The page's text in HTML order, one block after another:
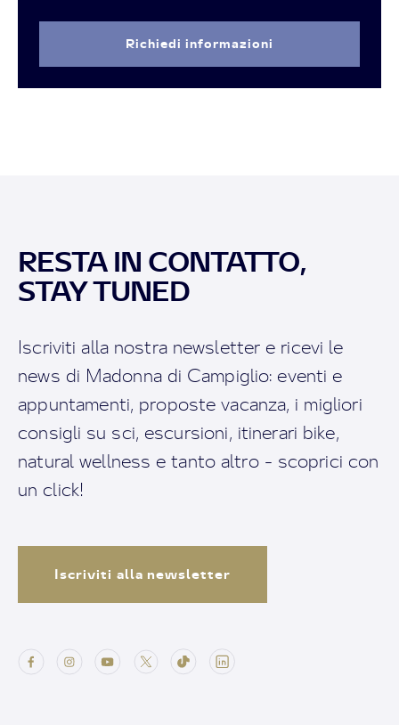
Richiedi informazioni
RESTA IN CONTATTO,
STAY TUNED
Iscriviti alla nostra newsletter e ricevi le
news di Madonna di Campiglio: eventi e
appuntamenti, proposte vacanza, i migliori
consigli su sci, escursioni, itinerari bike,
natural wellness e tanto altro - scoprici con
un click!
Iscriviti alla newsletter